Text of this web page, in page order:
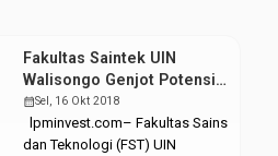
Fakultas Saintek UIN
Walisongo Genjot Potensi
Mahasiswa Lewat OSM
calendar_monthSel, 16 Okt 2018
lpminvest.com– Fakultas Sains
dan Teknologi (FST) UIN